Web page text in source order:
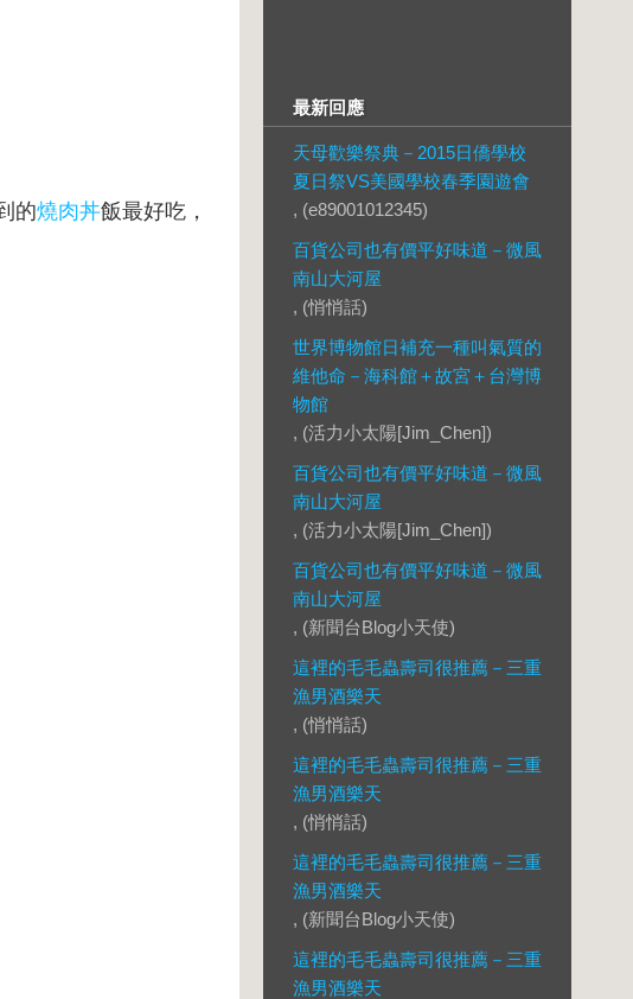
的燒肉丼飯最好吃，
最新回應
天母歡樂祭典－2015日僑學校
夏日祭VS美國學校春季園遊會
, (e89001012345)
百貨公司也有價平好味道－微風
南山大河屋
, (悄悄話)
世界博物館日補充一種叫氣質的
維他命－海科館＋故宮＋台灣博
物館
, (活力小太陽[Jim_Chen])
百貨公司也有價平好味道－微風
南山大河屋
, (活力小太陽[Jim_Chen])
百貨公司也有價平好味道－微風
南山大河屋
, (新聞台Blog小天使)
這裡的毛毛蟲壽司很推薦－三重
漁男酒樂天
, (悄悄話)
這裡的毛毛蟲壽司很推薦－三重
漁男酒樂天
, (悄悄話)
這裡的毛毛蟲壽司很推薦－三重
漁男酒樂天
, (新聞台Blog小天使)
這裡的毛毛蟲壽司很推薦－三重
漁男酒樂天